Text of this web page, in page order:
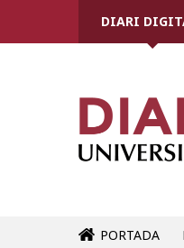
DIARI
PORTADA